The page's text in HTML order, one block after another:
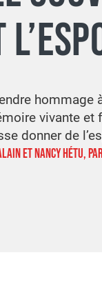
hommage
vivante et
donner de
ET NANCY HÉTU,